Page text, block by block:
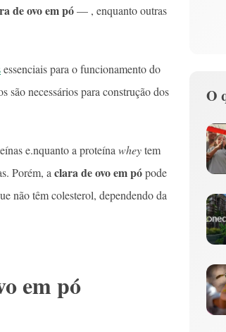
de ovo em pó— , enquanto outras
essenciais para o funcionamento do
necessários para construção dos
e.nquanto a proteínawheytem
Porém, aclara de ovo em pópode
não têm colesterol, dependendo da
em pó
O